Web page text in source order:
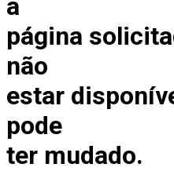
a
página
não
estar
pode
ter mudado.